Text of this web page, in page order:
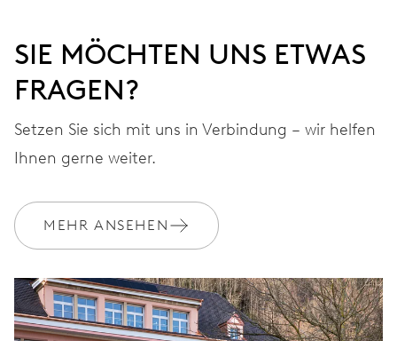
SIE MÖCHTEN UNS ETWAS
FRAGEN?
Setzen Sie sich mit uns in Verbindung – wir helfen
Ihnen gerne weiter.
MEHR ANSEHEN